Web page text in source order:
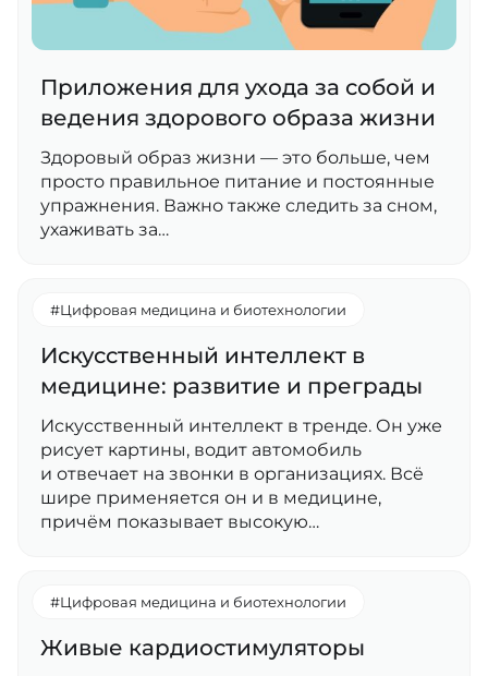
Приложения для ухода за собой и
ведения здорового образа жизни
Здоровый образ жизни — это больше, чем
просто правильное питание и постоянные
упражнения. Важно также следить за сном,
ухаживать за…
#Цифровая медицина и биотехнологии
Искусственный интеллект в
медицине: развитие и преграды
Искусственный интеллект в тренде. Он уже
рисует картины, водит автомобиль
и отвечает на звонки в организациях. Всё
шире применяется он и в медицине,
причём показывает высокую…
#Цифровая медицина и биотехнологии
Живые кардиостимуляторы